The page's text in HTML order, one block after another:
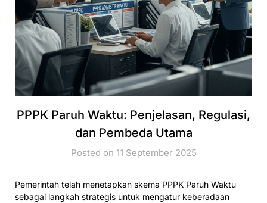
PPPK Paruh Waktu: Penjelasan, Regulasi,
dan Pembeda Utama
Posted on 11 September 2025
Pemerintah telah menetapkan skema PPPK Paruh Waktu
sebagai langkah strategis untuk mengatur keberadaan